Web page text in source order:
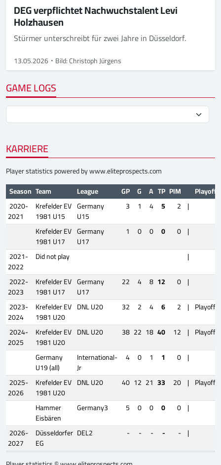
DEG verpflichtet Nachwuchstalent Levi
Holzhausen
Stürmer unterschreibt für zwei Jahre in Düsseldorf.
13.05.2026 Bild: Christoph Jürgens
GAME LOGS
KARRIERE
Player statistics powered bywww.eliteprospects.com
Season Team League GP G A TP PIM
Playoffs
2020-
2021
Krefelder EV
1981 U15
Germany
U15
3 1 4 5 2 |
Krefelder EV
1981 U17
Germany
U17
1 0 0 0 0 |
2021-
2022
Did not play
|
2022-
2023
Krefelder EV
1981 U17
Germany
U17
22 4 8 12 0 |
2023-
2024
Krefelder EV
1981 U20
DNL U20 32 2 4 6 2 | Playoffs
2024-
2025
Krefelder EV
1981 U20
DNL U20 38 22 18 40 12 | Playoffs
Germany
U19 (all)
International-
Jr
4 0 1 1 0 |
2025-
2026
Krefelder EV
1981 U20
DNL U20 40 12 21 33 20 | Playoffs
Hammer
Eisbären
Germany3 5 0 0 0 0 |
2026-
2027
Düsseldorfer
EG
DEL2 - - - - - |